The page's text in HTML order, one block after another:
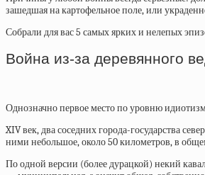
зашедшая на картофельное поле, или
Собрали для вас 5 самых ярких и нелепых
Война из-за деревянного
Однозначно первое место по уровню
XIV век, два соседних города-государства
ними небольшое, около 50 километров, в
По одной версии (более дурацкой) некий